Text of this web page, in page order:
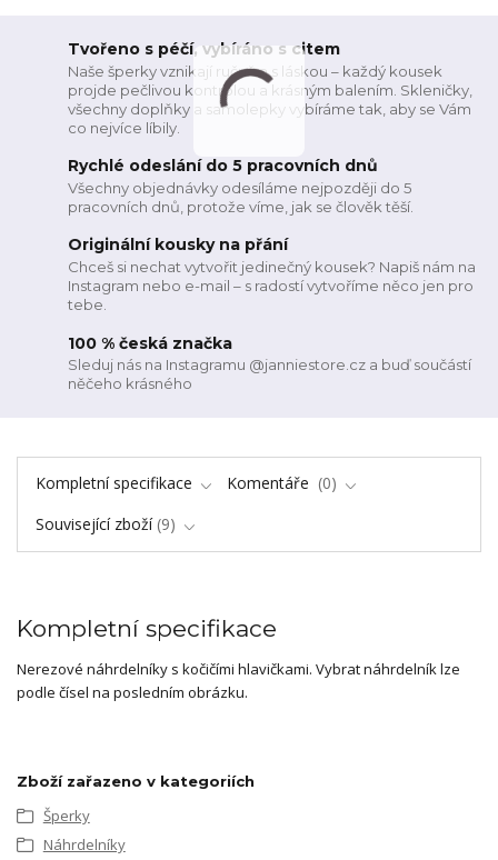
Tvořeno s péčí, vybíráno s citem
Naše šperky vznikají ručně a s láskou – každý kousek
projde pečlivou kontrolou a krásným balením. Skleničky,
všechny doplňky a samolepky vybíráme tak, aby se Vám
co nejvíce líbily.
Rychlé odeslání do 5 pracovních dnů
Všechny objednávky odesíláme nejpozději do 5
pracovních dnů, protože víme, jak se člověk těší.
Originální kousky na přání
Chceš si nechat vytvořit jedinečný kousek? Napiš nám na
Instagram nebo e-mail – s radostí vytvoříme něco jen pro
tebe.
100 % česká značka
Sleduj nás na Instagramu @janniestore.cz a buď součástí
něčeho krásného
Kompletní specifikace Komentáře
0
Související zboží 9
Kompletní specifikace
Nerezové náhrdelníky s kočičími hlavičkami. Vybrat náhrdelník lze
podle čísel na posledním obrázku.
Zboží zařazeno v kategoriích
Šperky
Náhrdelníky